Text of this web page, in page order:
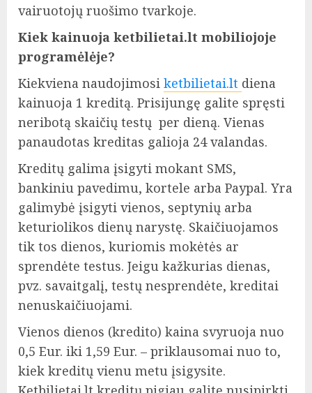
vairuotojų ruošimo tvarkoje.
Kiek kainuoja ketbilietai.lt mobiliojoje
programėlėje?
Kiekviena naudojimosi ketbilietai.lt diena
kainuoja 1 kreditą. Prisijungę galite spręsti
neribotą skaičių testų per dieną. Vienas
panaudotas kreditas galioja 24 valandas.
Kreditų galima įsigyti mokant SMS,
bankiniu pavedimu, kortele arba Paypal. Yra
galimybė įsigyti vienos, septynių arba
keturiolikos dienų narystę. Skaičiuojamos
tik tos dienos, kuriomis mokėtės ar
sprendėte testus. Jeigu kažkurias dienas,
pvz. savaitgalį, testų nesprendėte, kreditai
nenuskaičiuojami.
Vienos dienos (kredito) kaina svyruoja nuo
0,5 Eur. iki 1,59 Eur. – priklausomai nuo to,
kiek kreditų vienu metu įsigysite.